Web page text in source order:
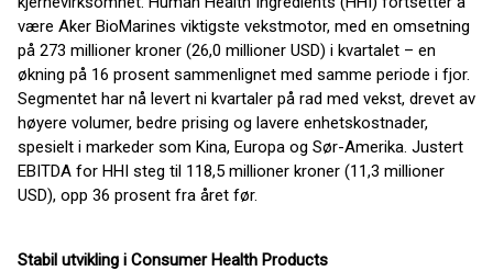
være Aker BioMarines viktigste vekstmotor, med en omsetning
på 273 millioner kroner (26,0 millioner USD) i kvartalet – en
økning på 16 prosent sammenlignet med samme periode i fjor.
Segmentet har nå levert ni kvartaler på rad med vekst, drevet av
høyere volumer, bedre prising og lavere enhetskostnader,
spesielt i markeder som Kina, Europa og Sør-Amerika. Justert
EBITDA for HHI steg til 118,5 millioner kroner (11,3 millioner
USD), opp 36 prosent fra året før.
Stabil utvikling i Consumer Health Products